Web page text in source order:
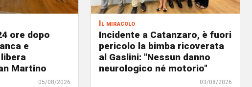
ore dopo
e
Martino
05/08/2026
Il miracolo
Incidente a Catanzaro, è fuori
pericolo la bimba ricoverata
al Gaslini: "Nessun danno
neurologico né motorio"
03/08/2026